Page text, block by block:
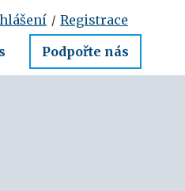
Podpořte nás
/ Registrace